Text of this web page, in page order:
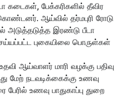
கடைகள், பேக்கரிகளில் தீவிர
ஆய்வில் தர்மபுரி ரோடு
அடுத்தடுத்த இரண்டு பீடா
புகையிலை பொருள்கள்
ஆய்வாளர் மாரி வழக்கு பதிவு
மேற் நடவடிக்கைக்கு உணவு
பேரில் உணவு பாதுகாப்பு துறை